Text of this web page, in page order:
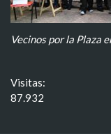
Vecinos por la Plaza
Visitas:
87.932